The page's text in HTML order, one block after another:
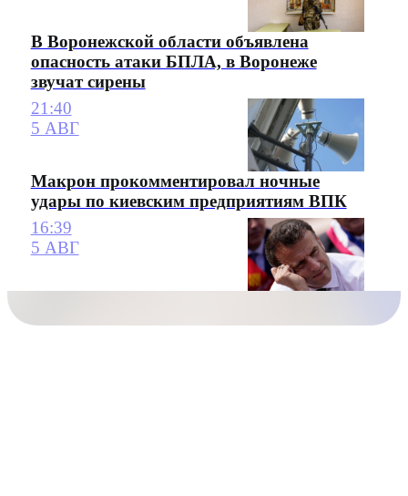
В Воронежской области объявлена
опасность атаки БПЛА, в Воронеже
звучат сирены
21:40
5 АВГ
Макрон прокомментировал ночные
удары по киевским предприятиям ВПК
16:39
5 АВГ